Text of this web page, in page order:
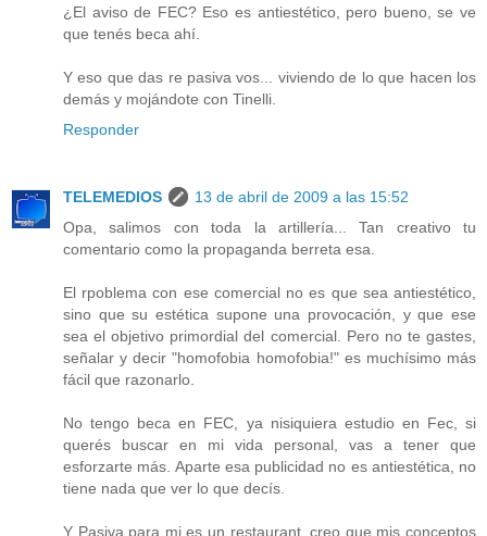
¿El aviso de FEC? Eso es antiestético, pero bueno, se ve
que tenés beca ahí.
Y eso que das re pasiva vos... viviendo de lo que hacen los
demás y mojándote con Tinelli.
Responder
TELEMEDIOS
13 de abril de 2009 a las 15:52
Opa, salimos con toda la artillería... Tan creativo tu
comentario como la propaganda berreta esa.
El rpoblema con ese comercial no es que sea antiestético,
sino que su estética supone una provocación, y que ese
sea el objetivo primordial del comercial. Pero no te gastes,
señalar y decir "homofobia homofobia!" es muchísimo más
fácil que razonarlo.
No tengo beca en FEC, ya nisiquiera estudio en Fec, si
querés buscar en mi vida personal, vas a tener que
esforzarte más. Aparte esa publicidad no es antiestética, no
tiene nada que ver lo que decís.
Y Pasiva para mi es un restaurant, creo que mis conceptos